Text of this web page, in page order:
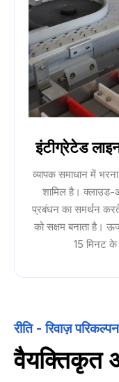
इंटीग्रेटेड
व्यापक समाधान में
शामिल है। क्लाउड-
प्रबंधन का समर्थन
को सक्षम बनाता है।
15 मिनट के
रीति - रिवाज़
वैयक्तिकृत